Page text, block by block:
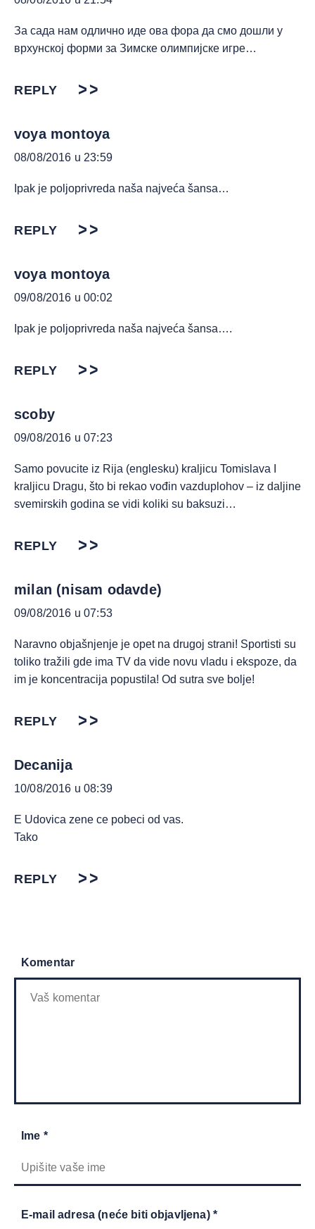
За сада нам одлично иде ова фора да смо дошли у
врхунској форми за Зимске олимпијске игре…
REPLY
voya montoya
08/08/2016 u 23:59
Ipak je poljoprivreda naša najveća šansa…
REPLY
voya montoya
09/08/2016 u 00:02
Ipak je poljoprivreda naša najveća šansa….
REPLY
scoby
09/08/2016 u 07:23
Samo povucite iz Rija (englesku) kraljicu Tomislava I
kraljicu Dragu, što bi rekao vođin vazduplohov – iz daljine
svemirskih godina se vidi koliki su baksuzi…
REPLY
milan (nisam odavde)
09/08/2016 u 07:53
Naravno objašnjenje je opet na drugoj strani! Sportisti su
toliko tražili gde ima TV da vide novu vladu i ekspoze, da
im je koncentracija popustila! Od sutra sve bolje!
REPLY
Decanija
10/08/2016 u 08:39
E Udovica zene ce pobeci od vas.
Tako
REPLY
Komentar
Ime *
E-mail adresa (neće biti objavljena) *